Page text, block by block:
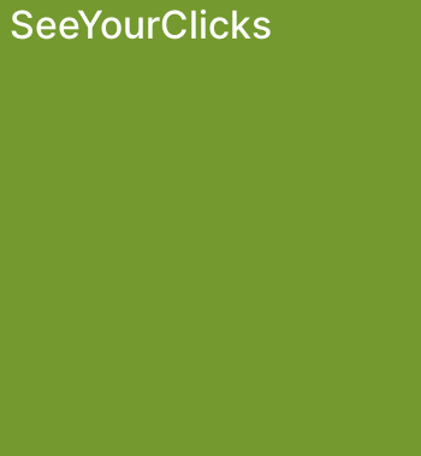
SeeYourClicks